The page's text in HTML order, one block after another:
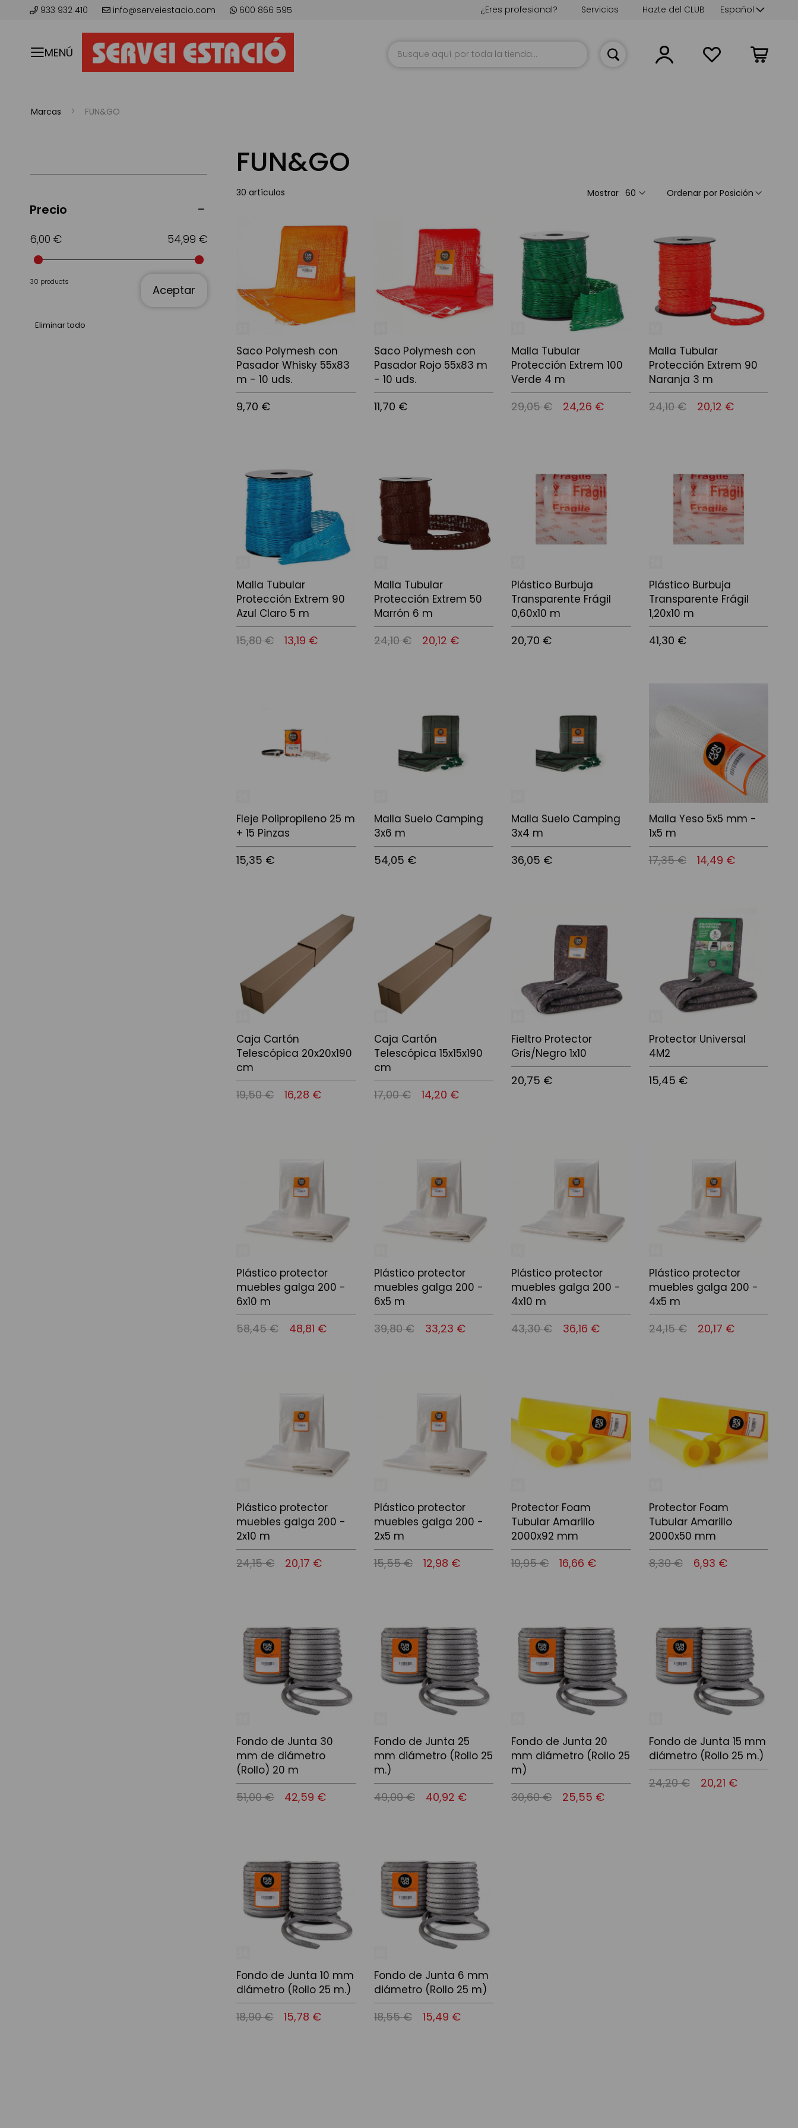
933 932 410 info@serveiestacio.com 600 866 595 Lenguaje
Español
Hazte del CLUB
Servicios
¿Eres profesional?
MENÚ
Mi cesta
Marcas FUN&GO
FUN&GO
30 artículos Ordenar por
Mostrar
Saco Polymesh con
Pasador Whisky 55x83
m - 10 uds.
9,70 €
Saco Polymesh con
Pasador Rojo 55x83 m
- 10 uds.
11,70 €
Malla Tubular
Protección Extrem 100
Verde 4 m
29,05 € 24,26 €
Malla Tubular
Protección Extrem 90
Naranja 3 m
24,10 € 20,12 €
Malla Tubular
Protección Extrem 90
Azul Claro 5 m
15,80 € 13,19 €
Malla Tubular
Protección Extrem 50
Marrón 6 m
24,10 € 20,12 €
Plástico Burbuja
Transparente Frágil
0,60x10 m
20,70 €
Plástico Burbuja
Transparente Frágil
1,20x10 m
41,30 €
Fleje Polipropileno 25 m
+ 15 Pinzas
15,35 €
Malla Suelo Camping
3x6 m
54,05 €
Malla Suelo Camping
3x4 m
36,05 €
Malla Yeso 5x5 mm -
1x5 m
17,35 € 14,49 €
Caja Cartón
Telescópica 20x20x190
cm
19,50 € 16,28 €
Caja Cartón
Telescópica 15x15x190
cm
17,00 € 14,20 €
Fieltro Protector
Gris/Negro 1x10
20,75 €
Protector Universal
4M2
15,45 €
Plástico protector
muebles galga 200 -
6x10 m
58,45 € 48,81 €
Plástico protector
muebles galga 200 -
6x5 m
39,80 € 33,23 €
Plástico protector
muebles galga 200 -
4x10 m
43,30 € 36,16 €
Plástico protector
muebles galga 200 -
4x5 m
24,15 € 20,17 €
Plástico protector
muebles galga 200 -
2x10 m
24,15 € 20,17 €
Plástico protector
muebles galga 200 -
2x5 m
15,55 € 12,98 €
Protector Foam
Tubular Amarillo
2000x92 mm
19,95 € 16,66 €
Protector Foam
Tubular Amarillo
2000x50 mm
8,30 € 6,93 €
Fondo de Junta 30
mm de diámetro
(Rollo) 20 m
51,00 € 42,59 €
Fondo de Junta 25
mm diámetro (Rollo 25
m.)
49,00 € 40,92 €
Fondo de Junta 20
mm diámetro (Rollo 25
m)
30,60 € 25,55 €
Fondo de Junta 15 mm
diámetro (Rollo 25 m.)
24,20 € 20,21 €
Fondo de Junta 10 mm
diámetro (Rollo 25 m.)
18,90 € 15,78 €
Fondo de Junta 6 mm
diámetro (Rollo 25 m)
18,55 € 15,49 €
Precio
6,00 € 54,99 €
30 products
Aceptar
Eliminar todo